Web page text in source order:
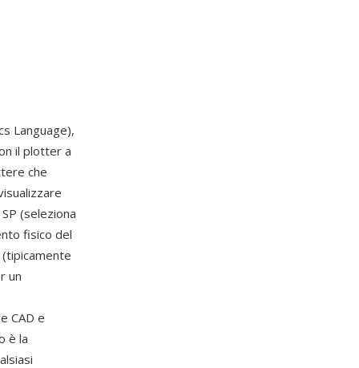
Language),
il plotter a
che
(seleziona
fisico del
un
CAD e
è la